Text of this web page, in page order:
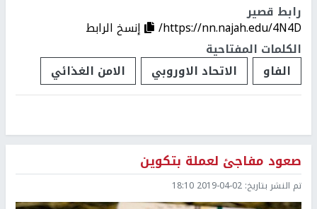
رابط قصير
https://nn.najah.edu/4N4D/
إنسخ الرابط
الكلمات المفتاحية
الفاو
الاتحاد الاوروبي الامن الغذائي
صعود مفاجئ لعملة بتكوين
تم النشر بتاريخ: 2019-04-02 18:10